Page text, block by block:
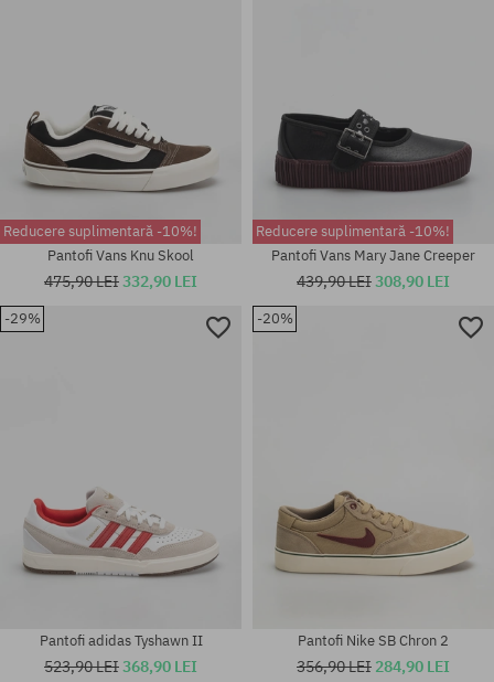
Reducere suplimentară -10%!
Pantofi Vans Knu Skool
475,90 LEI332,90 LEI
Reducere suplimentară -10%!
Pantofi Vans Mary Jane Creeper
439,90 LEI308,90 LEI
-29%
Pantofi adidas Tyshawn II
523,90 LEI368,90 LEI
-20%
Pantofi Nike SB Chron 2
356,90 LEI 284,90 LEI